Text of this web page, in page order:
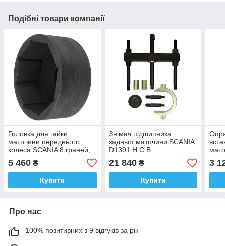
Подібні товари компанії
Головка для гайки
маточини переднього
колеса SCANIA 8 граней,
95 мм. A1050-8 H.C.B
5 460 ₴
Купити
Знімач підшипника
задньої маточини SCANIA.
D1391 H.C.B
21 840₴
Купити
3
Про нас
100% позитивних з 9 відгуків за рік